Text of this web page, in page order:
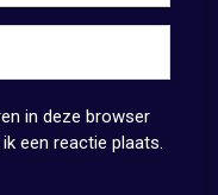
in deze browser
een reactie plaats.